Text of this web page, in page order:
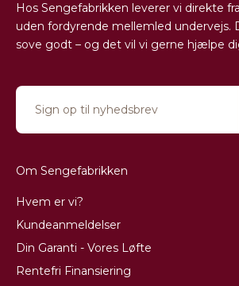
Hos Sengefabrikken leverer vi direkte
uden fordyrende mellemled undervejs.
sove godt – og det vil vi gerne hjælpe
Om Sengefabrikken
Hvem er vi?
Kundeanmeldelser
Din Garanti - Vores Løfte
Rentefri Finansiering